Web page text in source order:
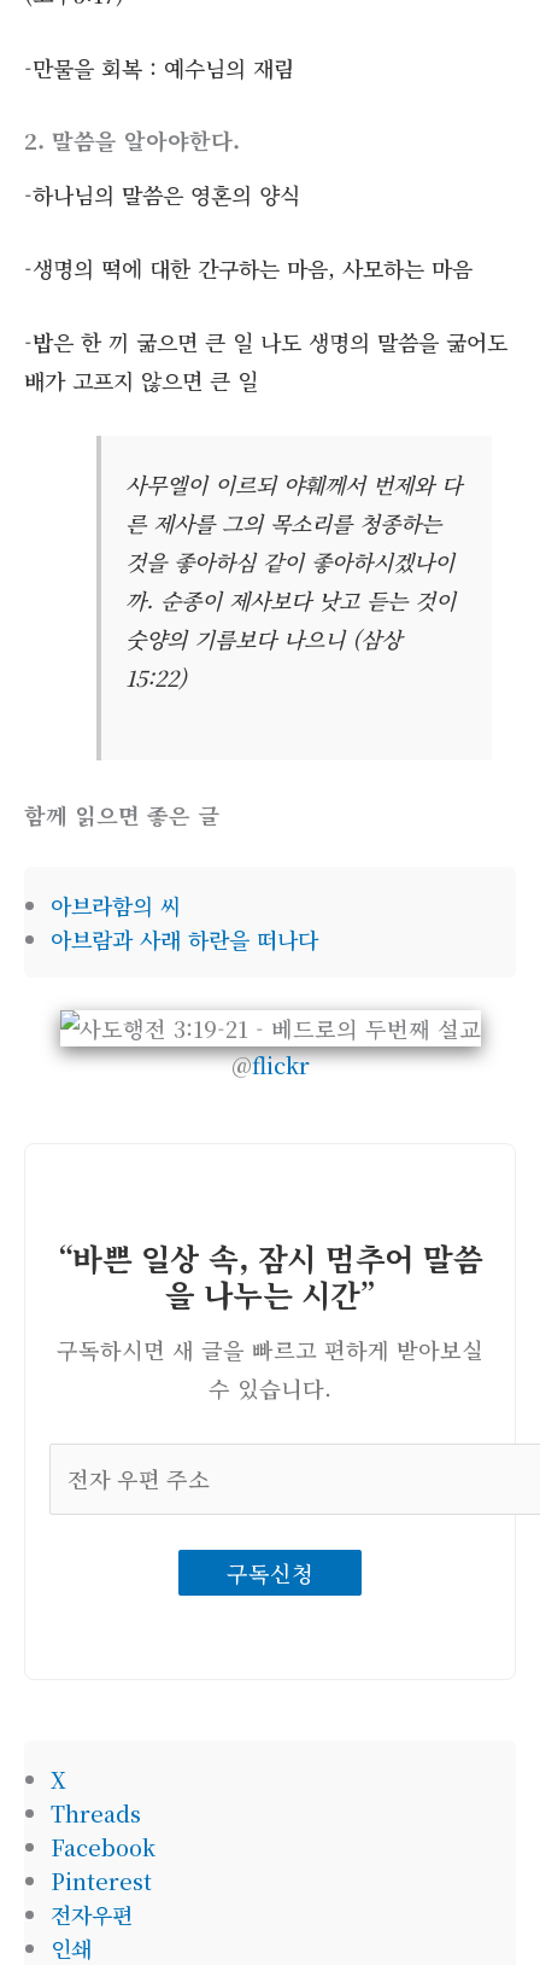
-만물을 회복 : 예수님의 재림
2. 말씀을 알아야한다.
-하나님의 말씀은 영혼의 양식
-생명의 떡에 대한 간구하는 마음, 사모하는 마음
-밥은 한 끼 굶으면 큰 일 나도 생명의 말씀을 굶어도
배가 고프지 않으면 큰 일
사무엘이 이르되 야훼께서 번제와 다
른 제사를 그의 목소리를 청종하는
것을 좋아하심 같이 좋아하시겠나이
까. 순종이 제사보다 낫고 듣는 것이
숫양의 기름보다 나으니 (삼상
15:22)
함께 읽으면 좋은 글
아브라함의 씨
아브람과 사래 하란을 떠나다
@flickr
“바쁜 일상 속, 잠시 멈추어 말씀
을 나누는 시간”
구독하시면 새 글을 빠르고 편하게 받아보실
수 있습니다.
구독신청
X
Threads
Facebook
Pinterest
전자우편
인쇄